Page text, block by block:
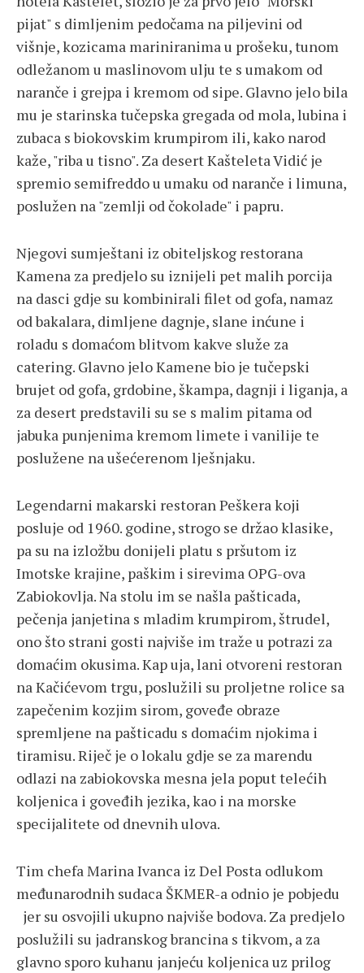
pijat" s dimljenim pedočama na piljevini od
višnje, kozicama mariniranima u prošeku, tunom
odležanom u maslinovom ulju te s umakom od
naranče i grejpa i kremom od sipe. Glavno jelo bila
mu je starinska tučepska gregada od mola, lubina i
zubaca s biokovskim krumpirom ili, kako narod
kaže, "riba u tisno". Za desert Kašteleta Vidić je
spremio semifreddo u umaku od naranče i limuna,
poslužen na "zemlji od čokolade" i papru.
Njegovi sumještani iz obiteljskog restorana
Kamena za predjelo su iznijeli pet malih porcija
na dasci gdje su kombinirali filet od gofa, namaz
od bakalara, dimljene dagnje, slane inćune i
roladu s domaćom blitvom kakve služe za
catering. Glavno jelo Kamene bio je tučepski
brujet od gofa, grdobine, škampa, dagnji i liganja, a
za desert predstavili su se s malim pitama od
jabuka punjenima kremom limete i vanilije te
poslužene na ušećerenom lješnjaku.
Legendarni makarski restoran Peškera koji
posluje od 1960. godine, strogo se držao klasike,
pa su na izložbu donijeli platu s pršutom iz
Imotske krajine, paškim i sirevima OPG-ova
Zabiokovlja. Na stolu im se našla pašticada,
pečenja janjetina s mladim krumpirom, štrudel,
ono što strani gosti najviše im traže u potrazi za
domaćim okusima. Kap uja, lani otvoreni restoran
na Kačićevom trgu, poslužili su proljetne rolice sa
zapečenim kozjim sirom, goveđe obraze
spremljene na pašticadu s domaćim njokima i
tiramisu. Riječ je o lokalu gdje se za marendu
odlazi na zabiokovska mesna jela poput telećih
koljenica i goveđih jezika, kao i na morske
specijalitete od dnevnih ulova.
Tim chefa Marina Ivanca iz Del Posta odlukom
međunarodnih sudaca ŠKMER-a odnio je pobjedu
jer su osvojili ukupno najviše bodova. Za predjelo
poslužili su jadranskog brancina s tikvom, a za
glavno sporo kuhanu janjeću koljenica uz prilog